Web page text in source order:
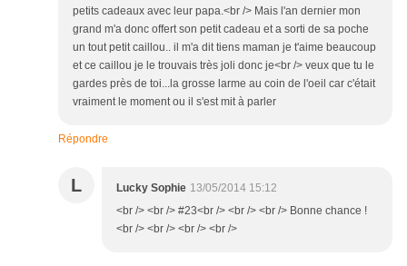
petits cadeaux avec leur papa.<br /> Mais l'an dernier mon
grand m'a donc offert son petit cadeau et a sorti de sa poche
un tout petit caillou.. il m'a dit tiens maman je t'aime beaucoup
et ce caillou je le trouvais très joli donc je<br /> veux que tu le
gardes près de toi...la grosse larme au coin de l'oeil car c'était
vraiment le moment ou il s'est mit à parler
Répondre
L Lucky Sophie 13/05/2014 15:12
<br /> <br /> #23<br /> <br /> <br /> Bonne chance !
<br /> <br /> <br /> <br />